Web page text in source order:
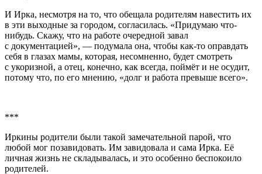
И Ирка, несмотря на то, что обещала родителям навестить их
в эти выходные за городом, согласилась. «Придумаю что-
нибудь. Скажу, что на работе очередной завал
с документацией», — подумала она, чтобы как-то оправдать
себя в глазах мамы, которая, несомненно, будет смотреть
с укоризной, а отец, конечно, как всегда, поймёт и не осудит,
потому что, по его мнению, «долг и работа превыше всего».
***
Иркины родители были такой замечательной парой, что
любой мог позавидовать. Им завидовала и сама Ирка. Её
личная жизнь не складывалась, и это особенно беспокоило
родителей.